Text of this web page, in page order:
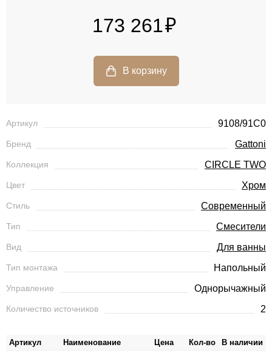
Артикул 9108/91C0
Бренд Gattoni
Коллекция CIRCLE TWO
Цвет Хром
Стиль Современный
Тип Смесители
Вид Для ванны
Тип монтажа Напольный
Управление Однорычажный
Количество источников 2
173 261
Артикул Наименование Цена Кол-во В наличии